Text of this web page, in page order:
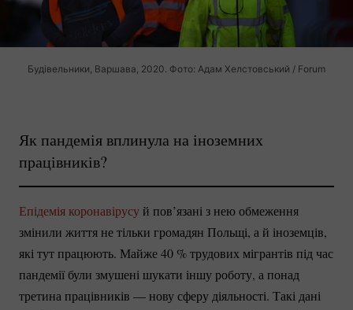
Будівельники, Варшава, 2020. Фото: Адам Хелстовський / Forum
Як пандемія вплинула на іноземних
працівників?
Епідемія коронавірусуй пов’язані з нею обмеження
змінили життя не тільки громадян Польщі, а й іноземців,
які тут працюють. Майже40 %трудових мігрантів під час
пандемії були змушені шукати іншу роботу, а понад
третина працівників — нову сферу діяльності. Такі дані